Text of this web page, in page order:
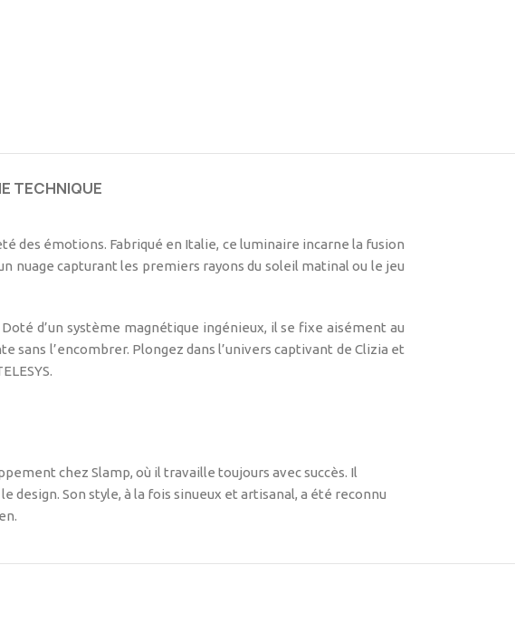
TECHNIQUE
des émotions. Fabriqué en Italie, ce luminaire incarne la fusion
nuage capturant les premiers rayons du soleil matinal ou le jeu
d’un système magnétique ingénieux, il se fixe aisément au
sans l’encombrer. Plongez dans l’univers captivant de Clizia et
chez Slamp, où il travaille toujours avec succès. Il
Son style, à la fois sinueux et artisanal, a été reconnu